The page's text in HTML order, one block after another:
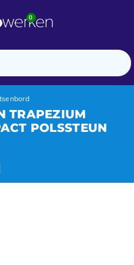
0
TRAPEZIUM
POLSSTEUN